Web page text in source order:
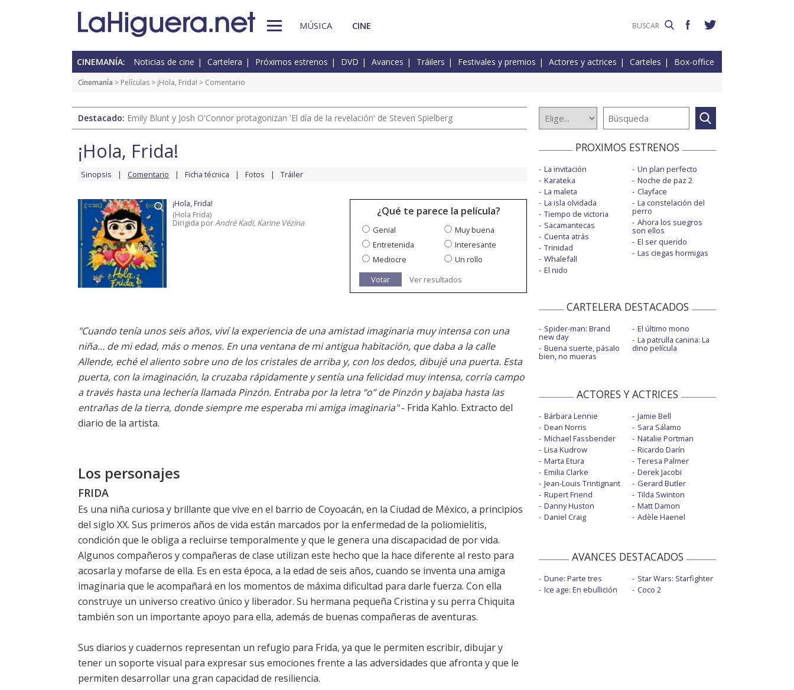
MÚSICA CINE
CINEMANÍA: Noticias de cine Cartelera Próximos estrenos DVD Avances Tráilers Festivales y premios Actores y actrices Carteles Box-office
Cinemanía > Películas > ¡Hola, Frida! > Comentario
Destacado: Emily Blunt y Josh O'Connor protagonizan 'El día de la revelación' de Steven Spielberg
¡Hola, Frida!
Sinopsis Comentario Ficha técnica Fotos Tráiler
¡Hola, Frida!
(Hola Frida)
Dirigida porAndré Kadi, Karine Vézina
¿Qué te parece la película?
Genial
Muy buena
Entretenida
Interesante
Mediocre
Un rollo
Votar
Ver resultados
"Cuando tenía unos seis años, viví la experiencia de una amistad imaginaria muy intensa con una
niña… de mi edad, más o menos. En una ventana de mi antigua habitación, que daba a la calle
Allende, eché el aliento sobre uno de los cristales de arriba y, con los dedos, dibujé una puerta. Esta
puerta, con la imaginación, la cruzaba rápidamente y sentía una felicidad muy intensa, corría campo
a través hasta una lechería llamada Pinzón. Entraba por la letra “o” de Pinzón y bajaba hasta las
entrañas de la tierra, donde siempre me esperaba mi amiga imaginaria"- Frida Kahlo. Extracto del
diario de la artista.
Los personajes
FRIDA
Es una niña curiosa y brillante que vive en el barrio de Coyoacán, en la Ciudad de México, a principios
del siglo XX. Sus primeros años de vida están marcados por la enfermedad de la poliomielitis,
condición que le obliga a recluirse temporalmente y que le genera una discapacidad de por vida.
Algunos compañeros y compañeras de clase utilizan este hecho que la hace diferente al resto para
acosarla y mofarse de ella. Es en esta época, a la edad de seis años, cuando se inventa una amiga
imaginaria que le acompañará en los momentos de máxima dificultad para darle fuerza. Con ella
construye un universo creativo único y liberador. Su hermana pequeña Cristina y su perra Chiquita
también son un importante apoyo para ella, además de buenas compañeras de aventuras.
Sus diarios y cuadernos representan un refugio para Frida, ya que le permiten escribir, dibujar y
tener un soporte visual para expresar sus emociones frente a las adversidades que afronta y que le
permiten desarrollar una gran capacidad de resiliencia.
PROXIMOS ESTRENOS
La invitación
Karateka
La maleta
La isla olvidada
Tiempo de victoria
Sacamantecas
Cuenta atrás
Trinidad
Whalefall
El nido
Un plan perfecto
Noche de paz 2
Clayface
La constelación del
perro
Ahora los suegros
son ellos
El ser querido
Las ciegas hormigas
CARTELERA DESTACADOS
Spider-man: Brand
new day
Buena suerte, pásalo
bien, no mueras
El último mono
La patrulla canina: La
dino película
ACTORES Y ACTRICES
Bárbara Lennie
Dean Norris
Michael Fassbender
Lisa Kudrow
Marta Etura
Emilia Clarke
Jean-Louis Trintignant
Rupert Friend
Danny Huston
Daniel Craig
Jamie Bell
Sara Sálamo
Natalie Portman
Ricardo Darín
Teresa Palmer
Derek Jacobi
Gerard Butler
Tilda Swinton
Matt Damon
Adèle Haenel
AVANCES DESTACADOS
Dune: Parte tres
Ice age: En ebullición
Star Wars: Starfighter
Coco 2